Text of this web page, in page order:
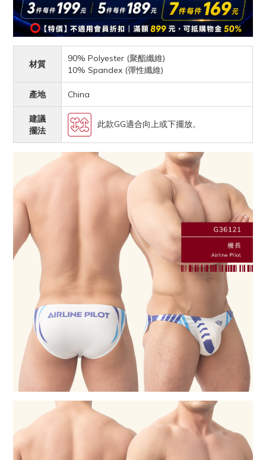
材質
90% Polyester (聚酯纖維)
10% Spandex (彈性纖維)
產地 China
建議
擺法
此款GG適合向上或下擺放。